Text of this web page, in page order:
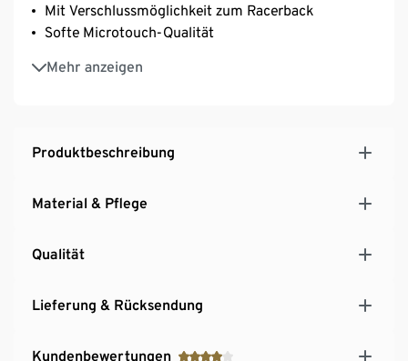
Mit Verschlussmöglichkeit zum Racerback
Softe Microtouch-Qualität
Mehr anzeigen
Mit hochwertigem Markenelasthan für
Langlebigkeit und hohe Waschbeständigkeit
Produktbeschreibung
Material & Pflege
Qualität
Lieferung & Rücksendung
Kundenbewertungen